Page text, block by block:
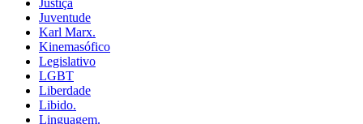
Justiça
Juventude
Karl Marx.
Kinemasófico
Legislativo
LGBT
Liberdade
Libido.
Linguagem.